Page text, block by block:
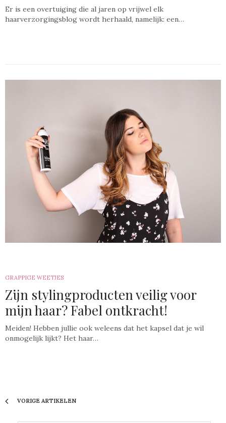
Er is een overtuiging die al jaren op vrijwel elk
haarverzorgingsblog wordt herhaald, namelijk: een…
GRAPPIGE WEETJES
Zijn stylingproducten veilig voor
mijn haar? Fabel ontkracht!
Meiden! Hebben jullie ook weleens dat het kapsel dat je wil
onmogelijk lijkt? Het haar…
VORIGE ARTIKELEN